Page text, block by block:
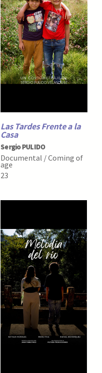
Las Tardes Frente a la
Casa
Sergio PULIDO
Documental / Coming of
age
23